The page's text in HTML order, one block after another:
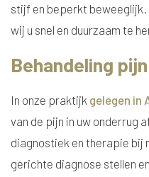
stijf en beperkt beweeglijk.
wij u snel en duurzaam te
Behandeling
In onze praktijk gelegen in
van de pijn in uw onderrug
diagnostiek en therapie bij
gerichte diagnose stellen